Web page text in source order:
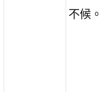
不候。